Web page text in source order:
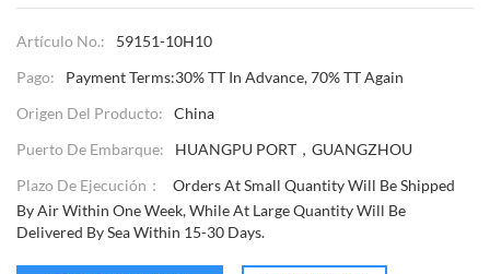
Artículo No.:
59151-10H10
Pago:
Payment Terms:30% TT In Advance, 70% TT Again
Origen Del Producto:
China
Puerto De Embarque:
HUANGPU PORT，GUANGZHOU
Plazo De Ejecución：
Orders At Small Quantity Will Be Shipped
By Air Within One Week, While At Large Quantity Will Be
Delivered By Sea Within 15-30 Days.